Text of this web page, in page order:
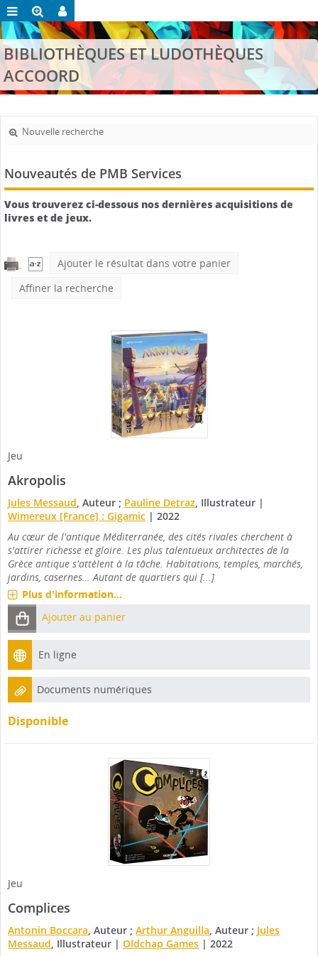
BIBLIOTHÈQUES ET LUDOTHÈQUES
ACCOORD
Nouvelle recherche
Nouveautés de PMB Services
Vous trouverez ci-dessous nos dernières acquisitions de
livres et de jeux.
Ajouter le résultat dans votre panier
Affiner la recherche
Jeu
Akropolis
Jules Messaud, Auteur ; Pauline Detraz, Illustrateur |
Wimereux [France] : Gigamic | 2022
Au cœur de l'antique Méditerranée, des cités rivales cherchent à
s'attirer richesse et gloire. Les plus talentueux architectes de la
Grèce antique s'attèlent à la tâche. Habitations, temples, marchés,
jardins, casernes… Autant de quartiers qui [...]
Plus d'information...
Ajouter au panier
En ligne
Documents numériques
Disponible
Jeu
Complices
Antonin Boccara, Auteur ; Arthur Anguilla, Auteur ; Jules
Messaud, Illustrateur | Oldchap Games | 2022